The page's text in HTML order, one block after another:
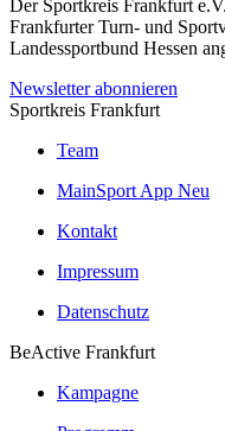
Der Sportkreis Frankfurt
Frankfurter Turn- und
Landessportbund Hessen
Newsletter abonnieren
Sportkreis Frankfurt
Team
MainSport App Neu
Kontakt
Impressum
Datenschutz
BeActive Frankfurt
Kampagne